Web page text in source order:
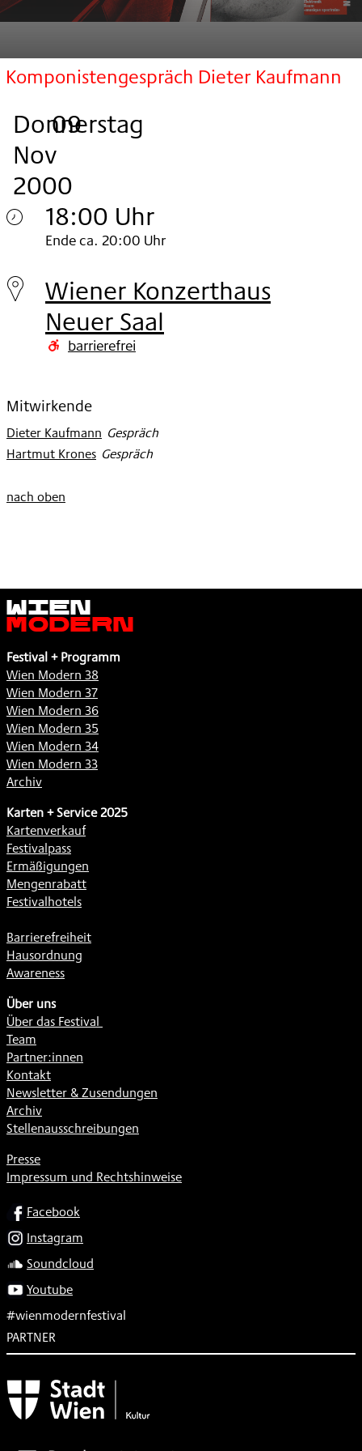
Komponistengespräch Dieter Kaufmann
Donnerstag
, 09
.
Nov
2000
.
18:00 Uhr
Donnerstag
09.
Nov
2000
Ende ca. 20:00 Uhr
Wiener Konzerthaus
Neuer Saal
barrierefrei
Mitwirkende
Dieter Kaufmann: Gespräch
Hartmut Krones
: Gespräch
nach oben
Wien
Modern
Festival + Programm
Wien Modern 38
Wien Modern 37
Wien Modern 36
Wien Modern 35
Wien Modern 34
Wien Modern 33
Archiv
Karten + Service 2025
Kartenverkauf
Festivalpass
Ermäßigungen
Mengenrabatt
Festivalhotels
Barrierefreiheit
Hausordnung
Awareness
Über uns
Über das Festival
Team
Partner:innen
Kontakt
Newsletter & Zusendungen
Archiv
Stellenausschreibungen
Presse
Impressum und Rechtshinweise
SOCIALFacebook
Instagram
Soundcloud
Youtube
#wienmodernfestival
PARTNER
Subventionsgeber